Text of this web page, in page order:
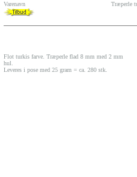
Varenavn Træperle
Flot turkis farve. Træperle flad 8 mm med 2 mm
hul.
Leveres i pose med 25 gram = ca. 280 stk.